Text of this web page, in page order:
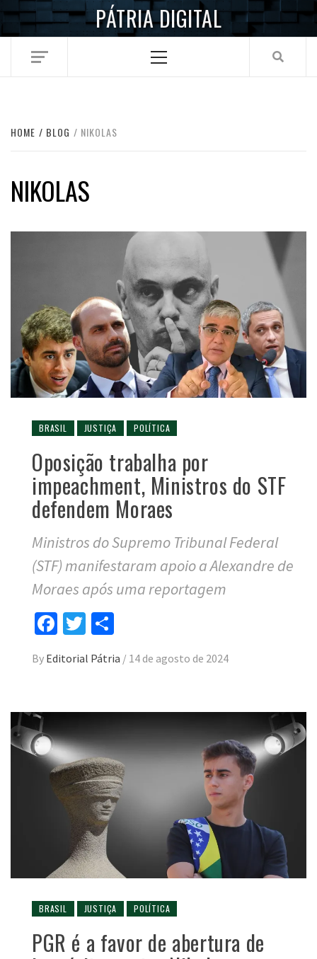
Skip
PÁTRIA DIGITAL
Menu
HOME BLOG NIKOLAS
NIKOLAS
BRASIL JUSTIÇA POLÍTICA
Oposição trabalha por
impeachment, Ministros do STF
defendem Moraes
Ministros do Supremo Tribunal Federal
(STF) manifestaram apoio a Alexandre de
Moraes após uma reportagem
Facebook
Twitter
By Editorial Pátria / 14 de agosto de 2024
BRASIL JUSTIÇA POLÍTICA
PGR é a favor de abertura de